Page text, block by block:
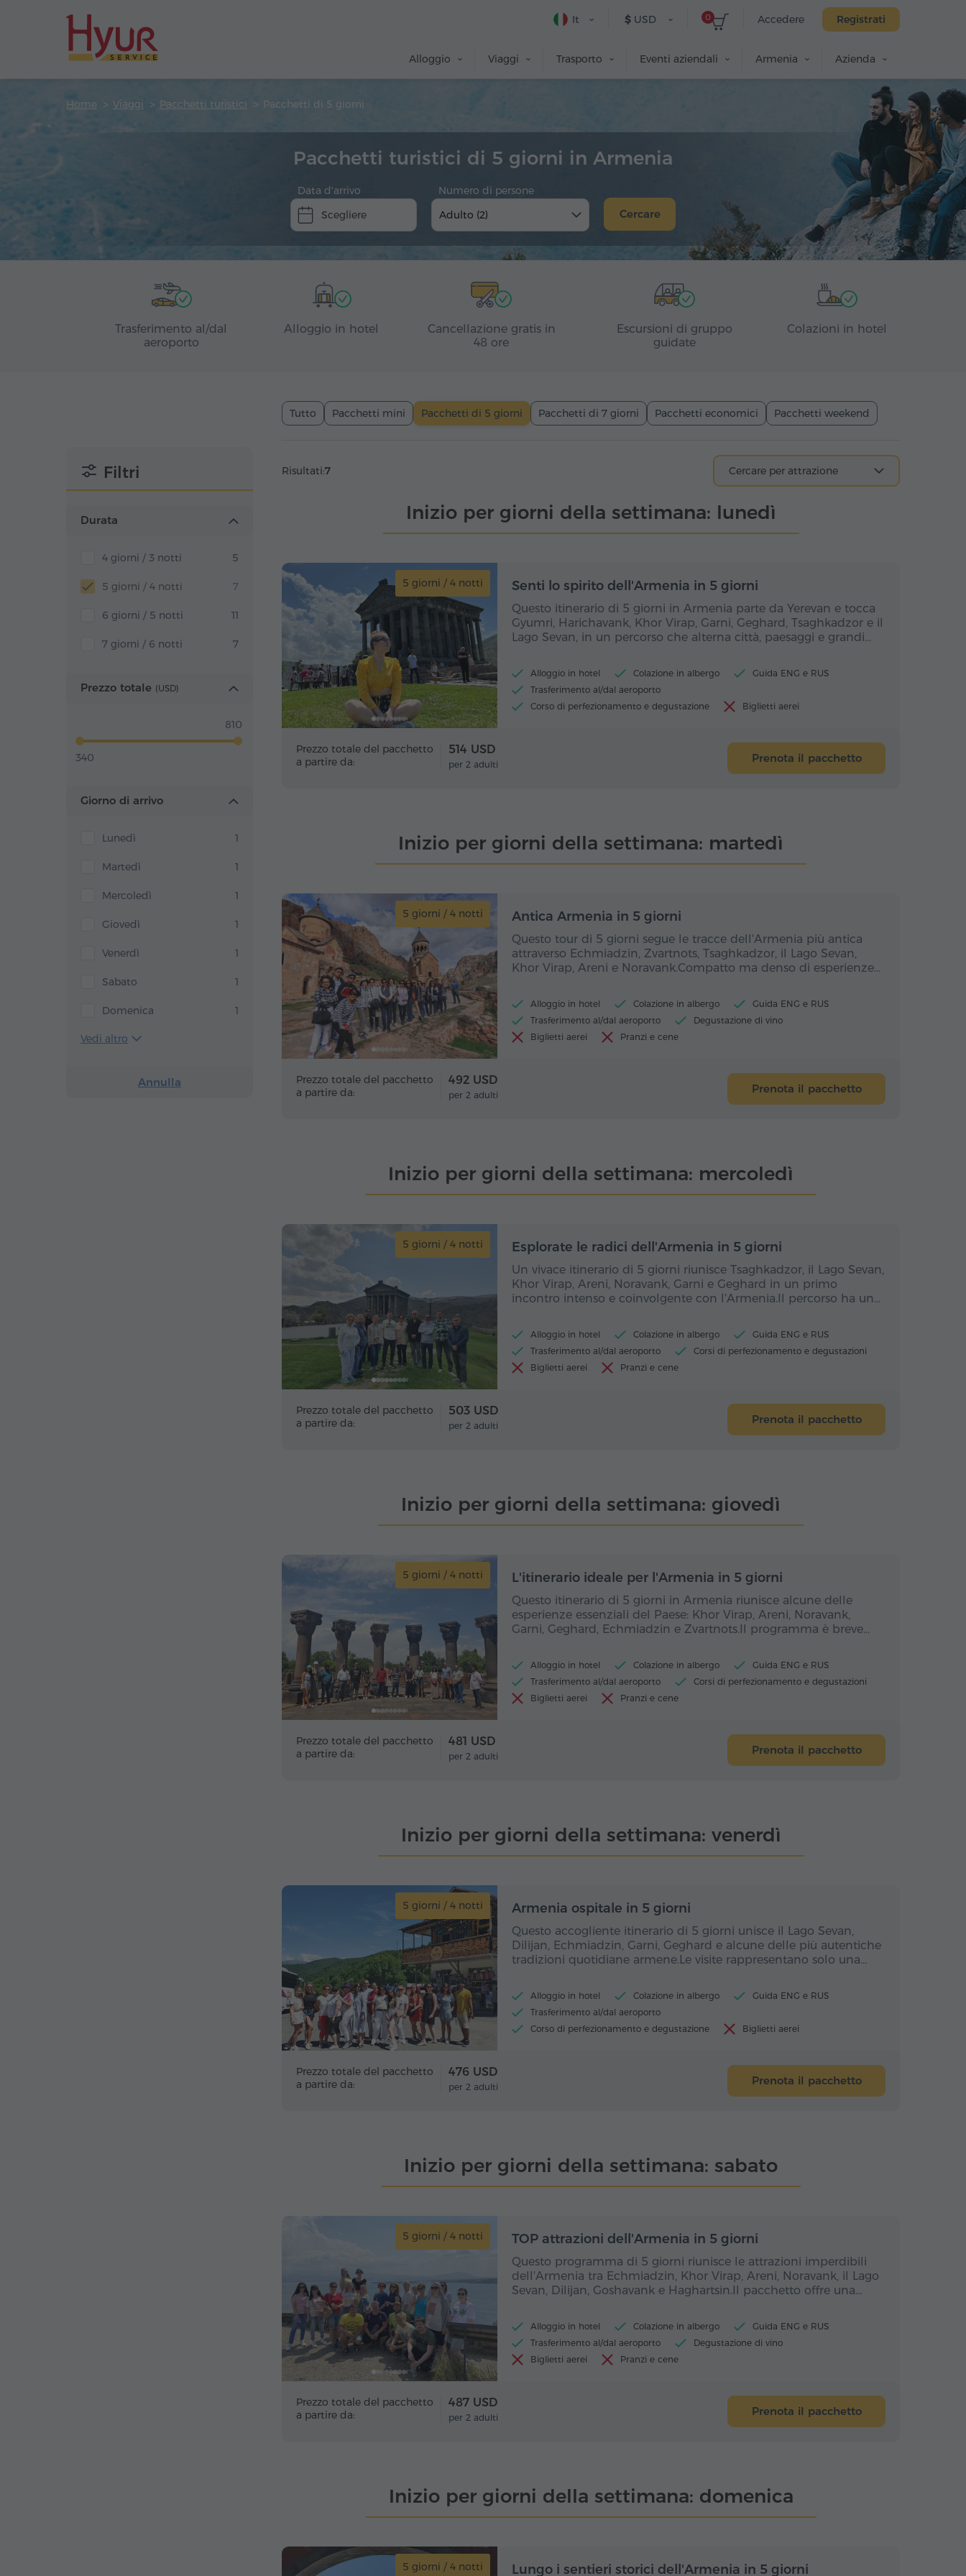
Accedere Registrati
0
$ USD
It
Alloggio Viaggi Trasporto Eventi aziendali Armenia Azienda
Home Viaggi Pacchetti turistici Pacchetti di 5 giorni
Pacchetti turistici di 5 giorni in Armenia
Data d'arrivo
Numero di persone
Adulto (2)
Cercare
Trasferimento al/dal
aeroporto
Alloggio in hotel
Cancellazione gratis in
48 ore
Escursioni di gruppo
guidate
Colazioni in hotel
Filtri
Durata
4 giorni / 3 notti 5
5 giorni / 4 notti 7
6 giorni / 5 notti 11
7 giorni / 6 notti 7
Prezzo totale (USD)
340
810
Giorno di arrivo
Lunedì 1
Martedì 1
Mercoledì 1
Giovedì 1
Venerdì 1
Sabato 1
Domenica 1
Vedi altro
Annulla
Tutto Pacchetti mini Pacchetti di 5 giorni Pacchetti di 7 giorni Pacchetti economici Pacchetti weekend
Risultati:7
Inizio per giorni della settimana: lunedì
5 giorni / 4 notti 5 giorni / 4 notti
Senti lo spirito dell'Armenia in 5 giorni
Questo itinerario di 5 giorni in Armenia parte da Yerevan e tocca
Gyumri, Harichavank, Khor Virap, Garni, Geghard, Tsaghkadzor e il
Lago Sevan, in un percorso che alterna città, paesaggi e grandi…
Alloggio in hotel Colazione in albergo
Guida ENG e RUS
Trasferimento al/dal aeroporto
Corso di perfezionamento e degustazione
Biglietti aerei
Prezzo totale del pacchetto
a partire da:
514 USD
per 2 adulti Prenota il pacchetto
Inizio per giorni della settimana: martedì
5 giorni / 4 notti 5 giorni / 4 notti
Antica Armenia in 5 giorni
Questo tour di 5 giorni segue le tracce dell'Armenia più antica
attraverso Echmiadzin, Zvartnots, Tsaghkadzor, il Lago Sevan,
Khor Virap, Areni e Noravank.Compatto ma denso di esperienze…
Alloggio in hotel Colazione in albergo
Guida ENG e RUS
Trasferimento al/dal aeroporto
Degustazione di vino
Biglietti aerei
Pranzi e cene
Prezzo totale del pacchetto
a partire da:
492 USD
per 2 adulti Prenota il pacchetto
Inizio per giorni della settimana: mercoledì
5 giorni / 4 notti 5 giorni / 4 notti
Esplorate le radici dell'Armenia in 5 giorni
Un vivace itinerario di 5 giorni riunisce Tsaghkadzor, il Lago Sevan,
Khor Virap, Areni, Noravank, Garni e Geghard in un primo
incontro intenso e coinvolgente con l'Armenia.Il percorso ha un…
Alloggio in hotel Colazione in albergo
Guida ENG e RUS
Trasferimento al/dal aeroporto
Corsi di perfezionamento e degustazioni
Biglietti aerei
Pranzi e cene
Prezzo totale del pacchetto
a partire da:
503 USD
per 2 adulti Prenota il pacchetto
Inizio per giorni della settimana: giovedì
5 giorni / 4 notti 5 giorni / 4 notti
L'itinerario ideale per l'Armenia in 5 giorni
Questo itinerario di 5 giorni in Armenia riunisce alcune delle
esperienze essenziali del Paese: Khor Virap, Areni, Noravank,
Garni, Geghard, Echmiadzin e Zvartnots.Il programma è breve…
Alloggio in hotel Colazione in albergo
Guida ENG e RUS
Trasferimento al/dal aeroporto
Corsi di perfezionamento e degustazioni
Biglietti aerei
Pranzi e cene
Prezzo totale del pacchetto
a partire da:
481 USD
per 2 adulti Prenota il pacchetto
Inizio per giorni della settimana: venerdì
5 giorni / 4 notti 5 giorni / 4 notti
Armenia ospitale in 5 giorni
Questo accogliente itinerario di 5 giorni unisce il Lago Sevan,
Dilijan, Echmiadzin, Garni, Geghard e alcune delle più autentiche
tradizioni quotidiane armene.Le visite rappresentano solo una…
Alloggio in hotel Colazione in albergo
Guida ENG e RUS
Trasferimento al/dal aeroporto
Corso di perfezionamento e degustazione
Biglietti aerei
Prezzo totale del pacchetto
a partire da:
476 USD
per 2 adulti Prenota il pacchetto
Inizio per giorni della settimana: sabato
5 giorni / 4 notti 5 giorni / 4 notti
TOP attrazioni dell'Armenia in 5 giorni
Questo programma di 5 giorni riunisce le attrazioni imperdibili
dell'Armenia tra Echmiadzin, Khor Virap, Areni, Noravank, il Lago
Sevan, Dilijan, Goshavank e Haghartsin.Il pacchetto offre una…
Alloggio in hotel Colazione in albergo
Guida ENG e RUS
Trasferimento al/dal aeroporto
Degustazione di vino
Biglietti aerei
Pranzi e cene
Prezzo totale del pacchetto
a partire da:
487 USD
per 2 adulti Prenota il pacchetto
Inizio per giorni della settimana: domenica
5 giorni / 4 notti 5 giorni / 4 notti
Lungo i sentieri storici dell'Armenia in 5 giorni